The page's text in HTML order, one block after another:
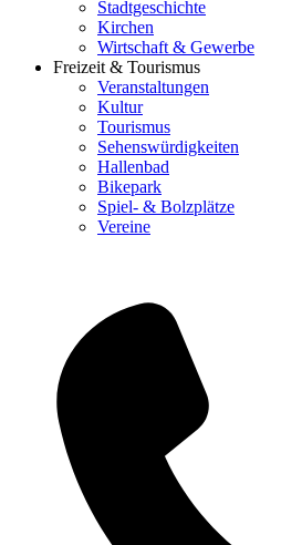
Stadtgeschichte
Kirchen
Wirtschaft & Gewerbe
Freizeit & Tourismus
Veranstaltungen
Kultur
Tourismus
Sehenswürdigkeiten
Hallenbad
Bikepark
Spiel- & Bolzplätze
Vereine